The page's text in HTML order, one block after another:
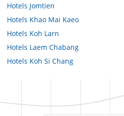
Hotels Jomtien
Hotels Khao Mai Kaeo
Hotels Koh Larn
Hotels Laem Chabang
Hotels Koh Si Chang